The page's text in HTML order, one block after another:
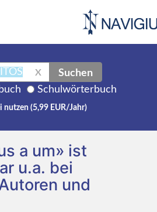
X Suchen
Schulwörterbuch
nutzen (5,99 EUR/Jahr)
a um» ist
u.a. bei
und